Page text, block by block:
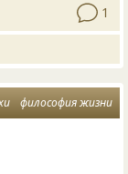
1
философия жизни